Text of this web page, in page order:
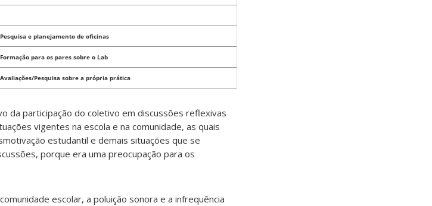
Pesquisa e planejamento de oficinas
Formação para os pares sobre o Lab
Avaliações/Pesquisa sobre a própria prática
da participação do coletivo em discussões reflexivas
vigentes na escola e na comunidade, as quais
estudantil e demais situações que se
porque era uma preocupação para os
escolar, a poluição sonora e a infrequência